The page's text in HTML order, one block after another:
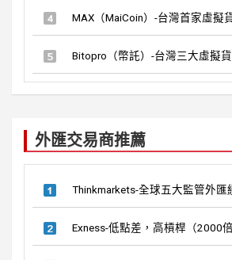
MAX（MaiCoin）-台灣首家虛擬
Bitopro（幣託）-台灣三大虛擬
外匯交易商推薦
Thinkmarkets-全球五大監管外匯
Exness-低點差，高槓桿（2000倍